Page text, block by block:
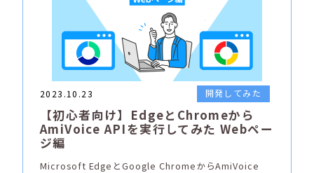
2023.10.23 開発してみた
【初心者向け】EdgeとChromeから
AmiVoice APIを実行してみた Webペー
ジ編
Microsoft EdgeとGoogle ChromeからAmiVoice